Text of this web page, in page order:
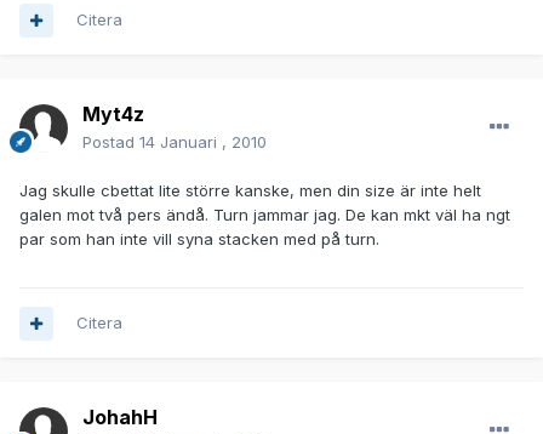
Citera
Myt4z
Postad 14 Januari , 2010
Jag skulle cbettat lite större kanske, men din size är inte helt
galen mot två pers ändå. Turn jammar jag. De kan mkt väl ha ngt
par som han inte vill syna stacken med på turn.
Citera
JohahH